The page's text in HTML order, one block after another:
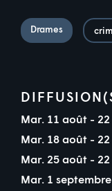
Drames
Mar. 11 août - 22
Mar. 18 août - 22
Mar. 25 août - 22
Mar. 1